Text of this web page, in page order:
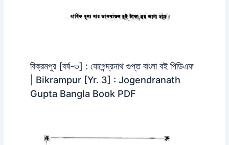
বিক্রমপুর [বর্ষ-৩] : যোগেন্দ্রনাথ গুপ্ত বাংলা বই পিডিএফ
| Bikrampur [Yr. 3] : Jogendranath
Gupta Bangla Book PDF